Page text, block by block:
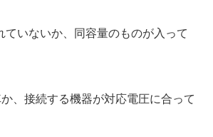
ていないか、同容量のものが入って
、接続する機器が対応電圧に合って